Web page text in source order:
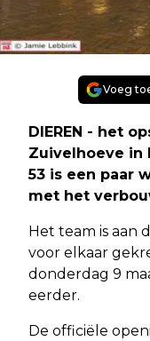
Voeg
DIEREN - het
Zuivelhoeve in
53 is een paar
met het
Het team is aan
voor elkaar
donderdag 9
eerder.
De officiële